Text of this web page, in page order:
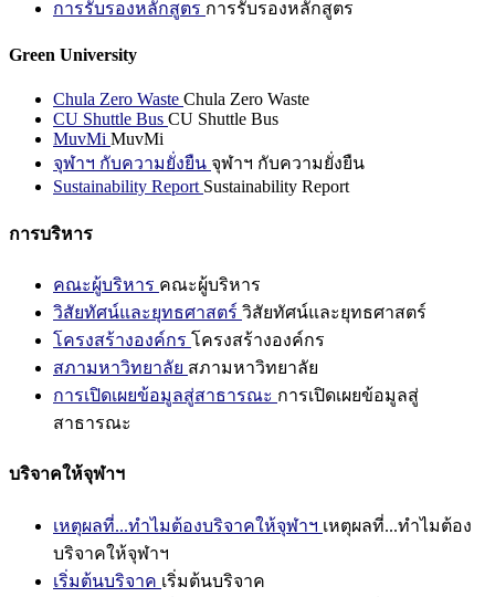
การรับรองหลักสูตร การรับรองหลักสูตร
Green University
Chula Zero Waste Chula Zero Waste
CU Shuttle Bus CU Shuttle Bus
MuvMi MuvMi
จุฬาฯ กับความยั่งยืน จุฬาฯ กับความยั่งยืน
Sustainability Report Sustainability Report
การบริหาร
คณะผู้บริหาร คณะผู้บริหาร
วิสัยทัศน์และยุทธศาสตร์ วิสัยทัศน์และยุทธศาสตร์
โครงสร้างองค์กร โครงสร้างองค์กร
สภามหาวิทยาลัย สภามหาวิทยาลัย
การเปิดเผยข้อมูลสู่สาธารณะ การเปิดเผยข้อมูลสู่
สาธารณะ
บริจาคให้จุฬาฯ
เหตุผลที่...ทำไมต้องบริจาคให้จุฬาฯ เหตุผลที่...ทำไมต้อง
บริจาคให้จุฬาฯ
เริ่มต้นบริจาค เริ่มต้นบริจาค